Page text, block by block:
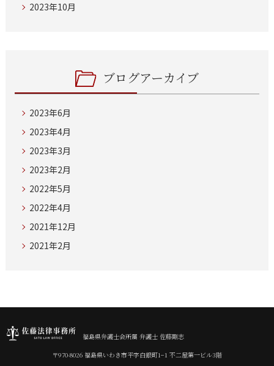
2023年10月
ブログアーカイブ
2023年6月
2023年4月
2023年3月
2023年2月
2022年5月
2022年4月
2021年12月
2021年2月
福島県弁護士会所属 弁護士 佐藤剛志
〒970-8026 福島県いわき市平字白銀町1−1 不二屋第一ビル3階